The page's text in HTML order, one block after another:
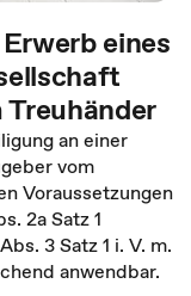
eines
an einer
vom
Voraussetzungen
2a Satz 1
3 Satz 1 i. V. m.
anwendbar.